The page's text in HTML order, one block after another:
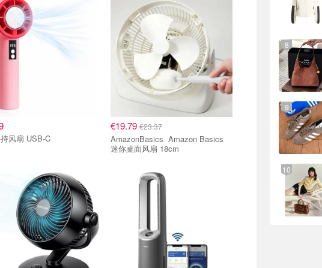
风扇 USB-C
€19.79 €23.37
AmazonBasics Amazon Basics
迷你桌面风扇 18cm